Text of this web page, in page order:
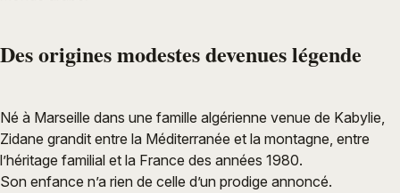
Des origines modestes devenues légende
Né à Marseille dans une famille algérienne venue de Kabylie,
Zidane grandit entre la Méditerranée et la montagne, entre
l’héritage familial et la France des années 1980.
Son enfance n’a rien de celle d’un prodige annoncé.